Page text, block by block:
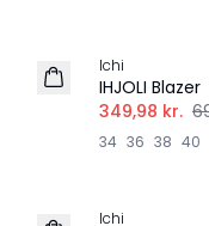
Ichi
IHJOLI Blazer
349,98 kr.
34 36 38 40
Ichi